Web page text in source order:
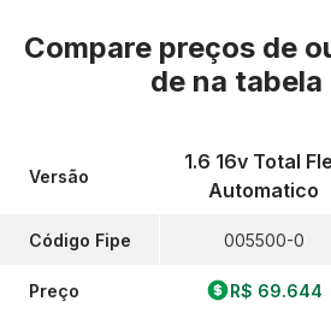
Compare preços de
de na tabela
Versão
Código Fipe
Preço
1.6 16v Total
Automatico
005500-0
R$ 69.644